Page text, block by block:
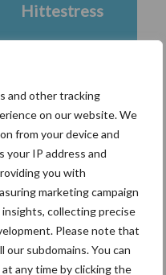
and other tracking
on our website. We
from your device and
your IP address and
you with
marketing campaign
collecting precise
Please note that
our subdomains. You can
any time by clicking the
Partner nieuws
blijft grillig:
houden
Hittestress